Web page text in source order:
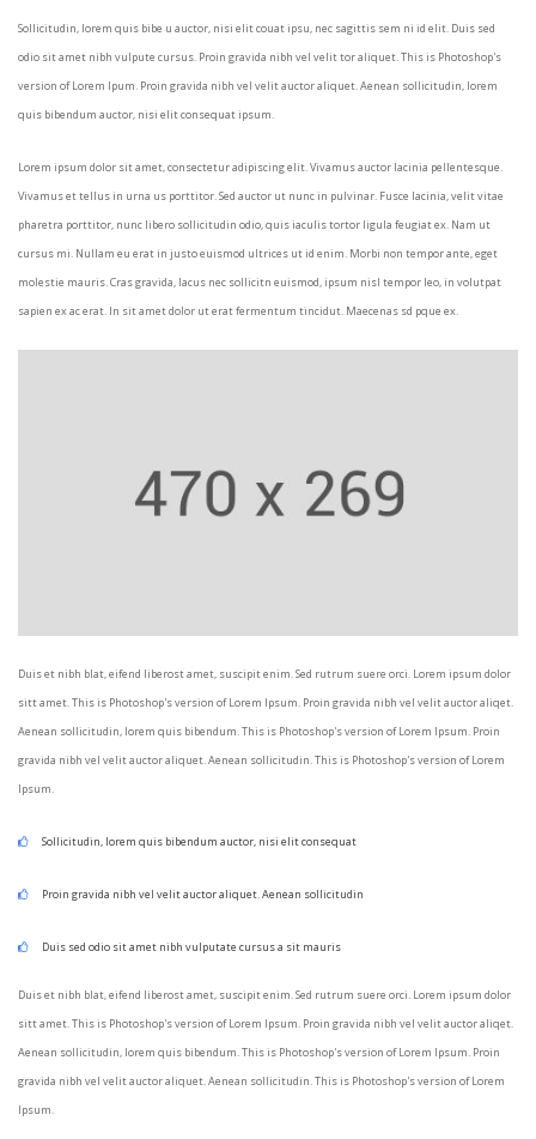
Sollicitudin, lorem quis bibe u auctor, nisi elit couat ipsu, nec sagittis sem ni id elit. Duis sed
odio sit amet nibh vulpute cursus. Proin gravida nibh vel velit tor aliquet. This is Photoshop's
version of Lorem Ipum. Proin gravida nibh vel velit auctor aliquet. Aenean sollicitudin, lorem
quis bibendum auctor, nisi elit consequat ipsum.
Lorem ipsum dolor sit amet, consectetur adipiscing elit. Vivamus auctor lacinia pellentesque.
Vivamus et tellus in urna us porttitor. Sed auctor ut nunc in pulvinar. Fusce lacinia, velit vitae
pharetra porttitor, nunc libero sollicitudin odio, quis iaculis tortor ligula feugiat ex. Nam ut
cursus mi. Nullam eu erat in justo euismod ultrices ut id enim. Morbi non tempor ante, eget
molestie mauris. Cras gravida, lacus nec sollicitn euismod, ipsum nisl tempor leo, in volutpat
sapien ex ac erat. In sit amet dolor ut erat fermentum tincidut. Maecenas sd pque ex.
Duis et nibh blat, eifend liberost amet, suscipit enim. Sed rutrum suere orci. Lorem ipsum dolor
sitt amet. This is Photoshop's version of Lorem Ipsum. Proin gravida nibh vel velit auctor aliqet.
Aenean sollicitudin, lorem quis bibendum. This is Photoshop's version of Lorem Ipsum. Proin
gravida nibh vel velit auctor aliquet. Aenean sollicitudin. This is Photoshop's version of Lorem
Ipsum.
Sollicitudin, lorem quis bibendum auctor, nisi elit consequat
Proin gravida nibh vel velit auctor aliquet. Aenean sollicitudin
Duis sed odio sit amet nibh vulputate cursus a sit mauris
Duis et nibh blat, eifend liberost amet, suscipit enim. Sed rutrum suere orci. Lorem ipsum dolor
sitt amet. This is Photoshop's version of Lorem Ipsum. Proin gravida nibh vel velit auctor aliqet.
Aenean sollicitudin, lorem quis bibendum. This is Photoshop's version of Lorem Ipsum. Proin
gravida nibh vel velit auctor aliquet. Aenean sollicitudin. This is Photoshop's version of Lorem
Ipsum.